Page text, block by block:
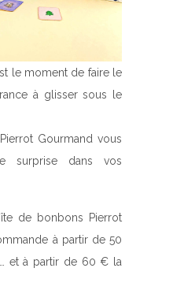
le moment de faire le
à glisser sous le
Pierrot Gourmand vous
surprise dans vos
de bonbons Pierrot
à partir de 50
et à partir de 60 € la